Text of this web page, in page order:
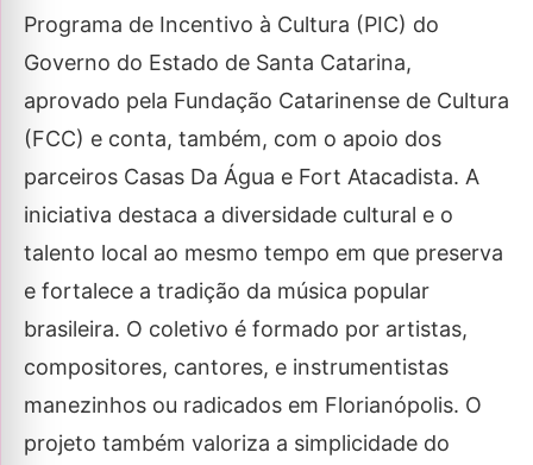
Programa de Incentivo à Cultura (PIC) do
Governo do Estado de Santa Catarina,
aprovado pela Fundação Catarinense de Cultura
(FCC) e conta, também, com o apoio dos
parceiros Casas Da Água e Fort Atacadista. A
iniciativa destaca a diversidade cultural e o
talento local ao mesmo tempo em que preserva
e fortalece a tradição da música popular
brasileira. O coletivo é formado por artistas,
compositores, cantores, e instrumentistas
manezinhos ou radicados em Florianópolis. O
projeto também valoriza a simplicidade do